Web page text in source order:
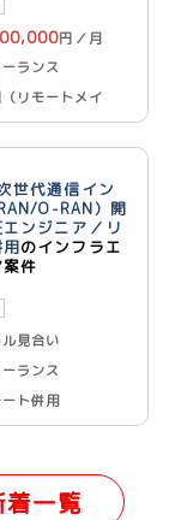
円／月
ランス
リモートメイ
世代通信イン
O-RAN）開
ンジニア／リ
のインフラエ
件
見合い
ランス
ト併用
一覧